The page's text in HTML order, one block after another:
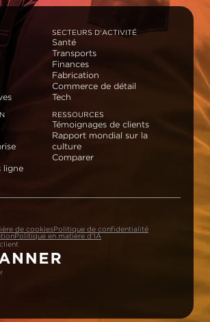
SECTEURS D'ACTIVITÉ
Santé
Transports
Finances
Fabrication
Commerce de détail
Tech
ligne
RESSOURCES
Témoignages de clients
Rapport mondial sur la
culture
Comparer
de cookiesPolitique de confidentialité
Politique en matière d'IA